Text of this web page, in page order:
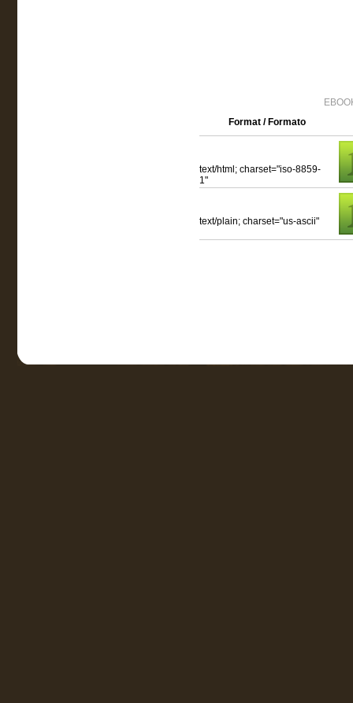
Format / Formato
text/html; charset="iso-8859-
1"
text/plain; charset="us-ascii"